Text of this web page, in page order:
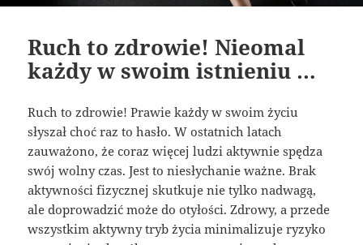
Ruch to zdrowie! Nieomal
każdy w swoim istnieniu …
Ruch to zdrowie! Prawie każdy w swoim życiu
słyszał choć raz to hasło. W ostatnich latach
zauważono, że coraz więcej ludzi aktywnie spędza
swój wolny czas. Jest to niesłychanie ważne. Brak
aktywności fizycznej skutkuje nie tylko nadwagą,
ale doprowadzić może do otyłości. Zdrowy, a przede
wszystkim aktywny tryb życia minimalizuje ryzyko